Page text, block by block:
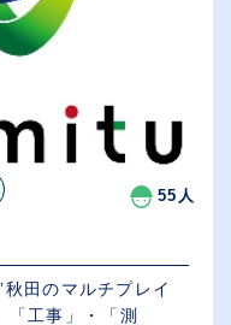
55人
田のマルチプレイ
工事」・「測